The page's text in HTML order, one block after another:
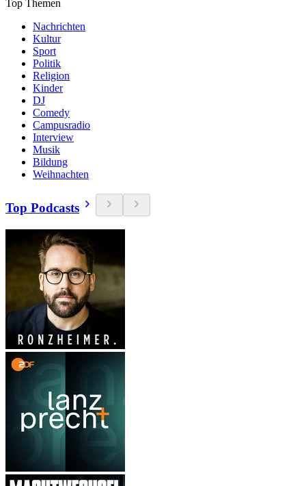
Top Themen
Nachrichten
Kultur
Sport
Politik
Religion
Kinder
DJ
Comedy
Campusradio
Interview
Musik
Bildung
Weihnachten
Top Podcasts